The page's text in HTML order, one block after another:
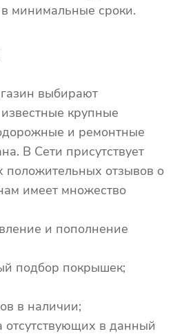
минимальные сроки.
выбирают
крупные
и ремонтные
В Сети присутствует
положительных отзывов о
имеет множество
и пополнение
подбор покрышек;
в наличии;
отсутствующих в данный